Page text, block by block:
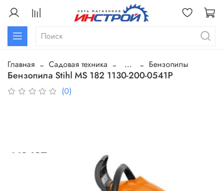
Главная Садовая техника ... Бензопилы
Бензопила Stihl MS 182 1130-200-0541P
(0)